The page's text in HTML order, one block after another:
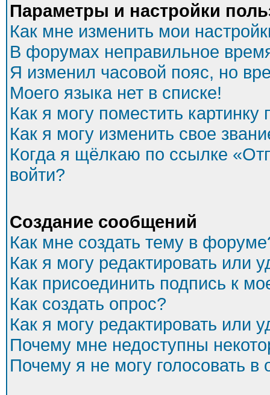
Параметры и настройки
Как мне изменить мои
В форумах неправильное
Я изменил часовой пояс, но
Моего языка нет в списке!
Как я могу поместить
Как я могу изменить свое
Когда я щёлкаю по ссылке
войти?
Создание сообщений
Как мне создать тему в
Как я могу редактировать или
Как присоединить подпись к
Как создать опрос?
Как я могу редактировать или
Почему мне недоступны
Почему я не могу голосовать в